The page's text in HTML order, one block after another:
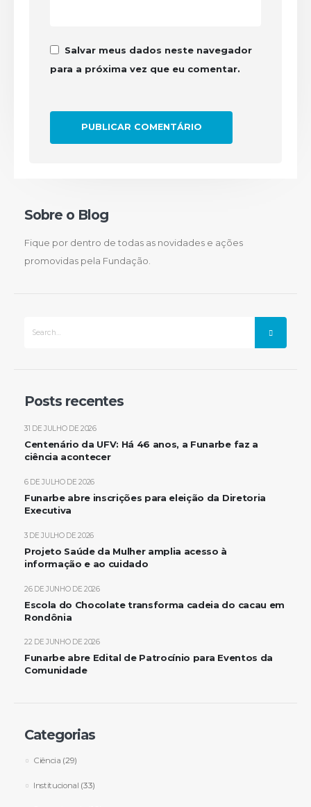
Salvar meus dados neste navegador
para a próxima vez que eu comentar.
Sobre o Blog
Fique por dentro de todas as novidades e ações
promovidas pela Fundação.
Posts recentes
Centenário da UFV: Há 46 anos, a Funarbe faz a
ciência acontecer
31 DE JULHO DE 2026
Funarbe abre inscrições para eleição da Diretoria
Executiva
6 DE JULHO DE 2026
Projeto Saúde da Mulher amplia acesso à
informação e ao cuidado
3 DE JULHO DE 2026
Escola do Chocolate transforma cadeia do cacau em
Rondônia
26 DE JUNHO DE 2026
Funarbe abre Edital de Patrocínio para Eventos da
Comunidade
22 DE JUNHO DE 2026
Categorias
Ciência (29)
Institucional (33)